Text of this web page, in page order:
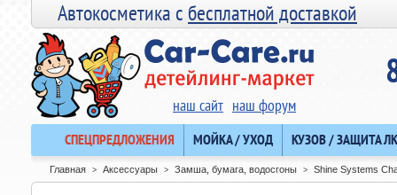
Автокосметика сбесплатной доставкой
наш сайт наш форум
СПЕЦПРЕДЛОЖЕНИЯ МОЙКА / УХОД КУЗОВ / ЗАЩИТА
Главная > Аксессуары > Замша, бумага, водосгоны > Shine Systems